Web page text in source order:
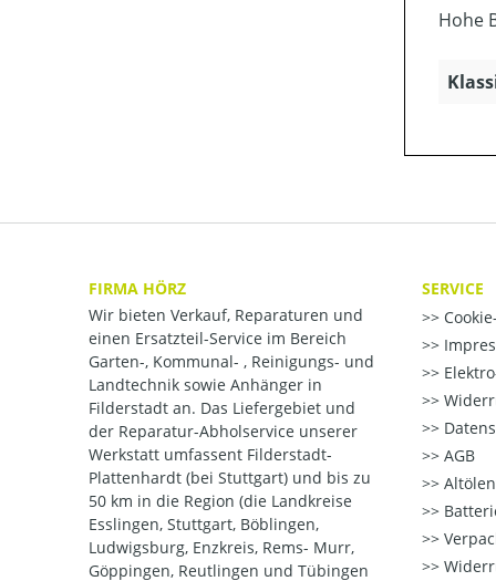
Hohe
FIRMA HÖRZ
Wir bieten Verkauf, Reparaturen und
einen Ersatzteil-Service im Bereich
Garten-, Kommunal- , Reinigungs- und
Landtechnik sowie Anhänger in
Filderstadt an. Das Liefergebiet und
der Reparatur-Abholservice unserer
Werkstatt umfassent Filderstadt-
Plattenhardt (bei Stuttgart) und bis zu
50 km in die Region (die Landkreise
Esslingen, Stuttgart, Böblingen,
Ludwigsburg, Enzkreis, Rems- Murr,
Göppingen, Reutlingen und Tübingen
SERVICE
AGB